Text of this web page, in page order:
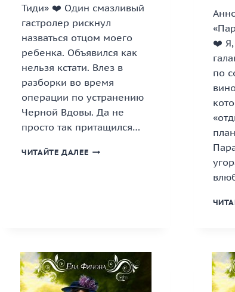
Тиди» ❤️ Один смазливый
гастролер рискнул
назваться отцом моего
ребенка. Объявился как
нельзя кстати. Влез в
разборки во время
операции по устранению
Черной Вдовы. Да не
просто так притащился…
ЧИТАЙТЕ ДАЛЕЕ «ГРАН
❤️ Я,
по